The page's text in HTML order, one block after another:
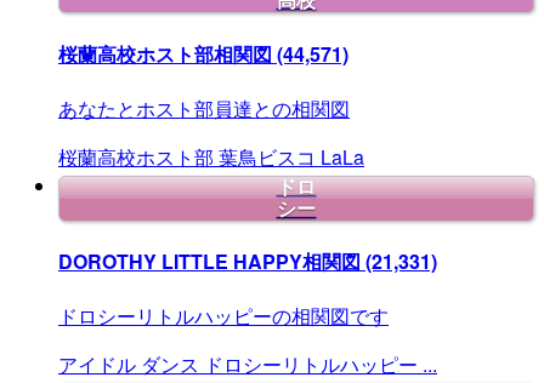
桜蘭高校ホスト部相関図 (44,571)
あなたとホスト部員達との相関図
桜蘭高校ホスト部 葉鳥ビスコ LaLa
ドロ
シー
DOROTHY LITTLE HAPPY相関図 (21,331)
ドロシーリトルハッピーの相関図です
アイドル ダンス ドロシーリトルハッピー ...